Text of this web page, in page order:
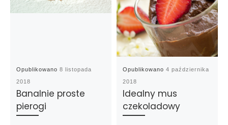
Opublikowano8 listopada
2018
Banalnie proste
pierogi
Opublikowano4 października
2018
Idealny mus
czekoladowy